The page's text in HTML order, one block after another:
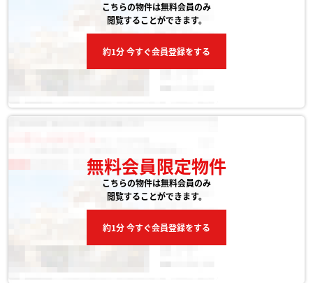
こちらの物件は無料会員のみ
閲覧することができます。
約1分 今すぐ会員登録をする
無料会員限定物件
こちらの物件は無料会員のみ
閲覧することができます。
約1分 今すぐ会員登録をする